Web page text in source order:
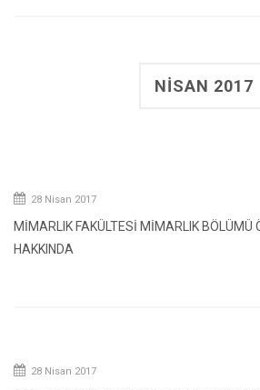
NISAN 2017
28 Nisan 2017
MİMARLIK FAKÜLTESİ MİMARLIK BÖLÜMÜ
HAKKINDA
28 Nisan 2017